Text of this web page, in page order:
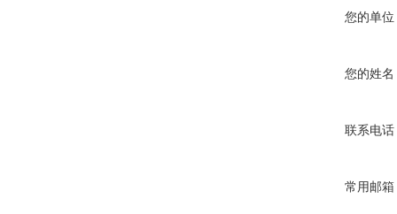
您的单位
您的姓名
联系电话
常用邮箱